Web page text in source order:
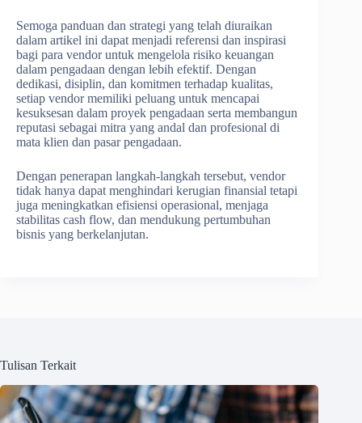
Semoga panduan dan strategi yang telah diuraikan
dalam artikel ini dapat menjadi referensi dan inspirasi
bagi para vendor untuk mengelola risiko keuangan
dalam pengadaan dengan lebih efektif. Dengan
dedikasi, disiplin, dan komitmen terhadap kualitas,
setiap vendor memiliki peluang untuk mencapai
kesuksesan dalam proyek pengadaan serta membangun
reputasi sebagai mitra yang andal dan profesional di
mata klien dan pasar pengadaan.
Dengan penerapan langkah-langkah tersebut, vendor
tidak hanya dapat menghindari kerugian finansial tetapi
juga meningkatkan efisiensi operasional, menjaga
stabilitas cash flow, dan mendukung pertumbuhan
bisnis yang berkelanjutan.
Tulisan Terkait